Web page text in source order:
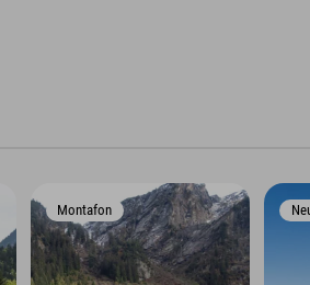
Montafon